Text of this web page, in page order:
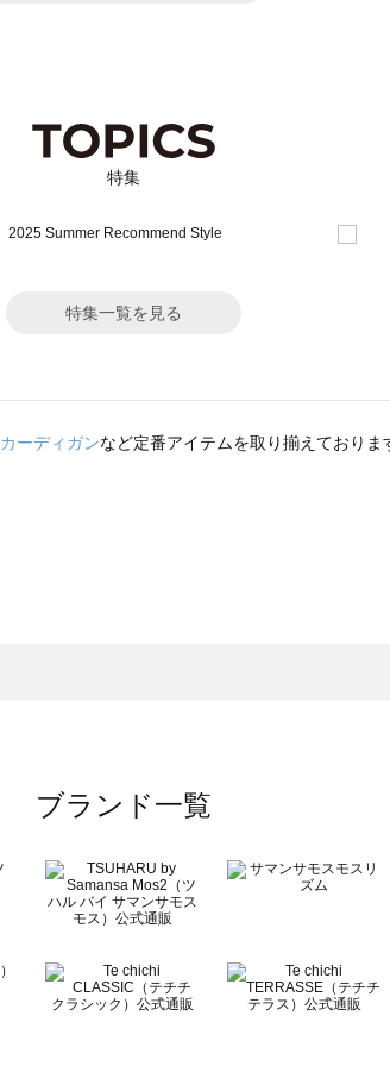
特集
特集一覧を見る
カーディガンなど定番アイテムを取り揃えておりま
ブランド一覧